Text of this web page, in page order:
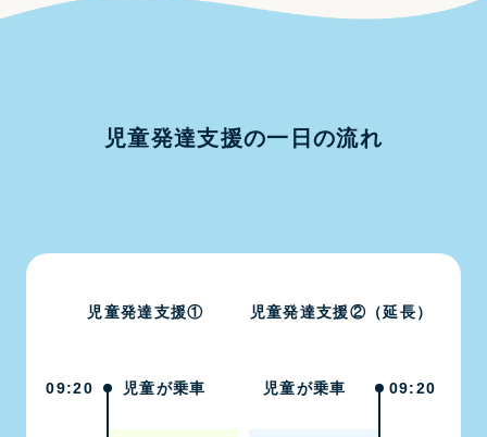
児童発達支援の一日の流れ
児童発達支援①
09:20 児童が乗車
児童発達支援②（延長）
09:20
児童が乗車